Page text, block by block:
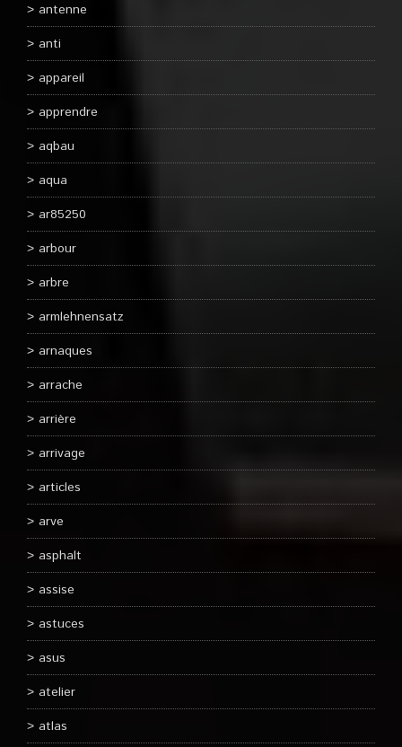
antenne
anti
appareil
apprendre
aqbau
aqua
ar85250
arbour
arbre
armlehnensatz
arnaques
arrache
arrière
arrivage
articles
arve
asphalt
assise
astuces
asus
atelier
atlas